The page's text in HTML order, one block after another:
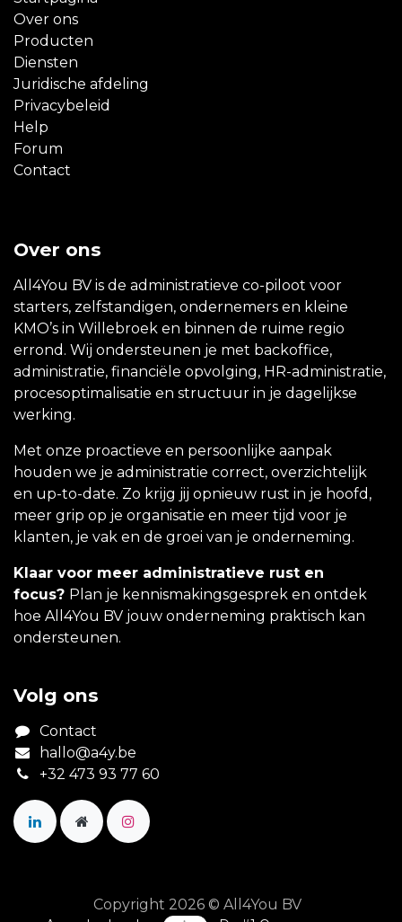
Over ons
Producten
Diensten
Juridische afdeling
Privacybeleid
Help
Forum
Contact
Over ons
All4You BV is de administratieve co-piloot voor
starters, zelfstandigen, ondernemers en kleine
KMO’s in Willebroek en binnen de ruime regio
errond. Wij ondersteunen je met backoffice,
administratie, financiële opvolging, HR-administratie,
procesoptimalisatie en structuur in je dagelijkse
werking.
Met onze proactieve en persoonlijke aanpak
houden we je administratie correct, overzichtelijk
en up-to-date. Zo krijg jij opnieuw rust in je hoofd,
meer grip op je organisatie en meer tijd voor je
klanten, je vak en de groei van je onderneming.
Klaar voor meer administratieve rust en
focus? Plan je kennismakingsgesprek en ontdek
hoe All4You BV jouw onderneming praktisch kan
ondersteunen.
Volg ons
Contact
hallo@a4y.be
+32 473 93 77 60
Copyright 2026 © All4You BV